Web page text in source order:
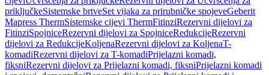
priključkeSistemske brtveSet vijaka za prirubničke spojeveGeberit
Mapress ThermSistemske cijevi ThermFitinziRezervni dijelovi za
FitinziSpojniceRezervni dijelovi za SpojniceRedukcijeRezervni
dijelovi za RedukcijeKoljenaRezervni dijelovi za KoljenaT-
komadiRezervni dijelovi za T-komadiPrijelazni komadi,
fiksniRezervni dijelovi za Prijelazni komadi, fiksniPrijelazni komadi